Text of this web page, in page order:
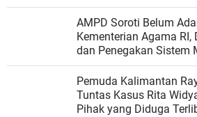
AMPD Soroti Belum
Kementerian Agama
dan Penegakan Sistem
Jabatan
Pemuda Kalimantan
Tuntas Kasus Rita
Pihak yang Diduga